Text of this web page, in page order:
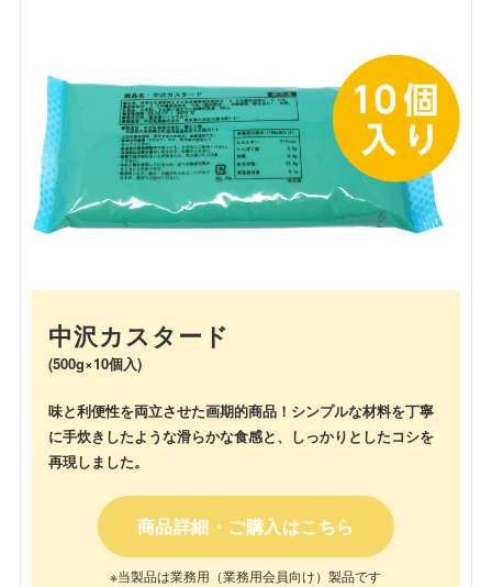
中沢カスタード
(500g×10個入)
味と利便性を両立させた画期的商品！ シンプルな材料を丁寧
に手炊きしたような滑らかな食感と、しっかりとしたコシを
再現しました。
商品詳細・ご購入はこちら
※当製品は業務用（業務用会員向け）製品です